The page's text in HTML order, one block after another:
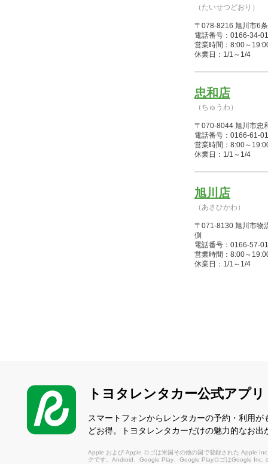
（たいせつどおり）
〒078-8216 旭川市6
電話番号：0166-34-
営業時間：8:00～
休業日：1/1～1/4
忠和店
（ちゅうわ）
〒070-8044 旭川市忠
電話番号：0166-61-
営業時間：8:00～
休業日：1/1～1/4
旭川店
（あさひかわ）
〒071-8130 旭川市物
側
電話番号：0166-57-
営業時間：8:00～
休業日：1/1～1/4
トヨタレンタカー公式アプリ
スマートフォンからレンタカーの予約・利用
どお得。トヨタレンタカーだけの魅力的なお出
Apple および Apple ロゴは米国その他の国で登録された Apple
クです。Android、Google Play、Google PlayロゴはGoogle Inc.